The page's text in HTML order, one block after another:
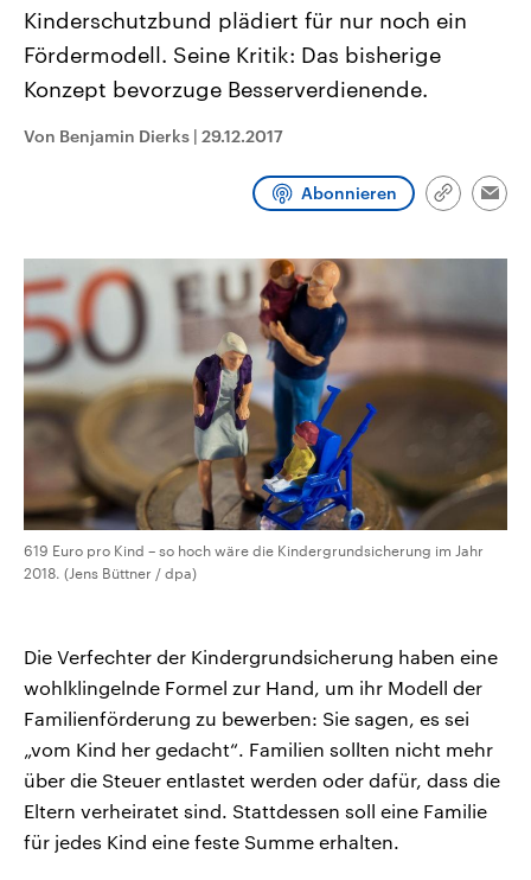
Landtagswahl Sachsen-Anhalt
2026
Alle Informationen
Sachsen-Anhalt wählt am 6.
September 2026 einen neuen
Landtag. Seit 2021 wird das
Bundesland von einer Koalition aus
CDU, SPD und FDP regiert.-
Wahlprogramme, aktuelle Berichte
und Hintergründe zu den Parteien
USA
Aktuelle Beiträge,
Hintergründe
Wirtschaftlich und
gehören die Vereinigten
Programm Podcasts
Audio-Archiv
Kinderschutzbund plädiert für nur noch ein
Fördermodell. Seine Kritik: Das bisherige
Konzept bevorzuge Besserverdienende.
Von Benjamin Dierks | 29.12.2017
Abonnieren
Link
619 Euro pro Kind – so hoch wäre die Kindergrundsicherung im Jahr
2018. (Jens Büttner / dpa)
Die Verfechter der Kindergrundsicherung haben eine
wohlklingelnde Formel zur Hand, um ihr Modell der
Familienförderung zu bewerben: Sie sagen, es sei
„vom Kind her gedacht“. Familien sollten nicht mehr
über die Steuer entlastet werden oder dafür, dass die
Eltern verheiratet sind. Stattdessen soll eine Familie
für jedes Kind eine feste Summe erhalten.